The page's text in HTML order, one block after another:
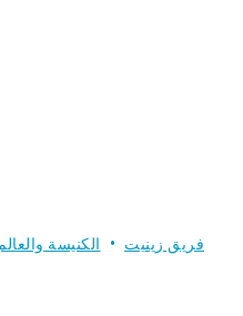
فريق زينيت الكنيسة والعالم